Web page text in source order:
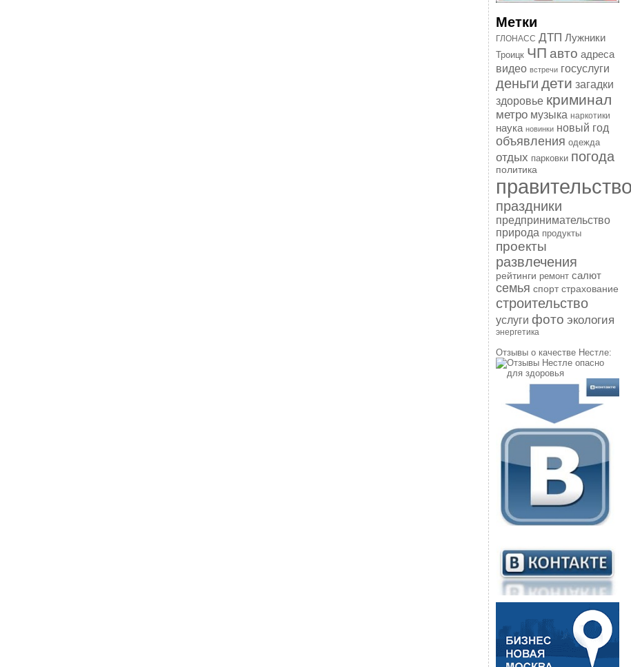
Метки
ГЛОНАСС ДТП Лужники
Троицк ЧП авто адреса
видео встречи госуслуги
деньги дети загадки
здоровье криминал
метро музыка наркотики
наука новинки новый год
объявления одежда
отдых парковки погода
политика
праздники
предпринимательство
природа продукты
проекты
развлечения
рейтинги ремонт салют
семья спорт страхование
строительство
услуги фото экология
энергетика
Отзывы о качестве Нестле: